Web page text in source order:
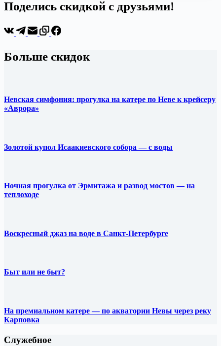
Поделись скидкой с друзьями!
Больше скидок
Невская симфония: прогулка на катере по Неве к крейсеру
«Аврора»
Золотой купол Исаакиевского собора — с воды
Ночная прогулка от Эрмитажа и развод мостов — на
теплоходе
Воскресный джаз на воде в Санкт-Петербурге
Быт или не быт?
На премиальном катере — по акватории Невы через реку
Карповка
Служебное